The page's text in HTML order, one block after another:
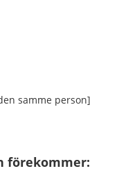
samme person]
förekommer: